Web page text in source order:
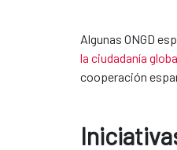
Algunas ONGD
la ciudadanía
cooperación